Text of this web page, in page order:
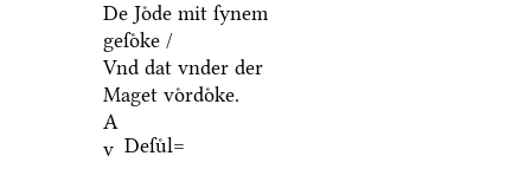
De Joͤde mit ſynem
geſoͤke /
Vnd dat vnder der
Maget voͤrdoͤke.
A
v Deſuͤl=